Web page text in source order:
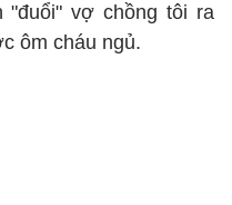
"đuổi" vợ chồng tôi ra
ôm cháu ngủ.